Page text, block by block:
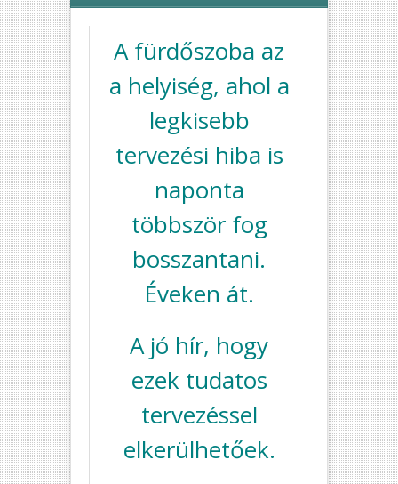
A fürdőszoba az
a helyiség, ahol a
legkisebb
tervezési hiba is
naponta
többször fog
bosszantani.
Éveken át.
A jó hír, hogy
ezek tudatos
tervezéssel
elkerülhetőek.